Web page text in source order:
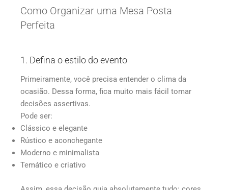
Como Organizar uma Mesa Posta
Perfeita
1. Defina o estilo do evento
Primeiramente, você precisa entender o clima da
ocasião. Dessa forma, fica muito mais fácil tomar
decisões assertivas.
Pode ser:
Clássico e elegante
Rústico e aconchegante
Moderno e minimalista
Temático e criativo